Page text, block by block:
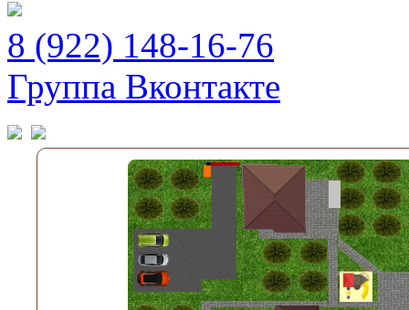
8 (922) 148-16-76
Группа Вконтакте